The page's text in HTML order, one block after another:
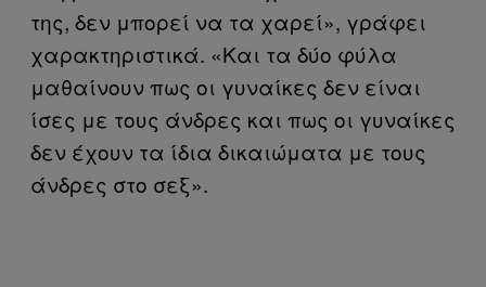
της, δεν μπορεί να τα χαρεί», γράφει
χαρακτηριστικά. «Και τα δύο φύλα
μαθαίνουν πως οι γυναίκες δεν είναι
ίσες με τους άνδρες και πως οι γυναίκες
δεν έχουν τα ίδια δικαιώματα με τους
άνδρες στο σεξ».